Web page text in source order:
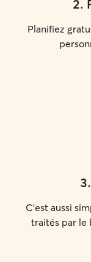
2.
Planifiez
3.
C'est aussi
traités par le